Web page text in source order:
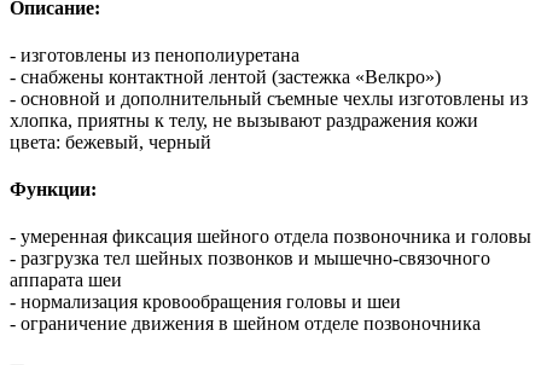
Описание:
- изготовлены из пенополиуретана
- снабжены контактной лентой (застежка «Велкро»)
- основной и дополнительный съемные чехлы изготовлены из
хлопка, приятны к телу, не вызывают раздражения кожи
цвета: бежевый, черный
Функции:
- умеренная фиксация шейного отдела позвоночника и головы
- разгрузка тел шейных позвонков и мышечно-связочного
аппарата шеи
- нормализация кровообращения головы и шеи
- ограничение движения в шейном отделе позвоночника